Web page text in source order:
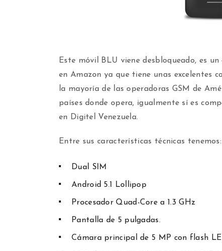
Este móvil BLU viene desbloqueado, es
en Amazon ya que tiene unas excelentes
la mayoría de las operadoras GSM de
países donde opera, igualmente sí es
en Digitel Venezuela.
Entre sus características técnicas tenemos:
Dual SIM
Android 5.1 Lollipop
Procesador Quad-Core a 1.3 GHz
Pantalla de 5 pulgadas.
Cámara principal de 5 MP con flash